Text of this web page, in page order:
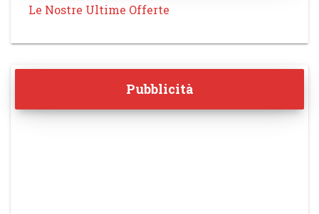
Le Nostre Ultime Offerte
Pubblicità